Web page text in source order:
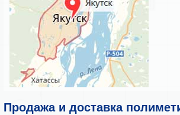
Продажа и доставка